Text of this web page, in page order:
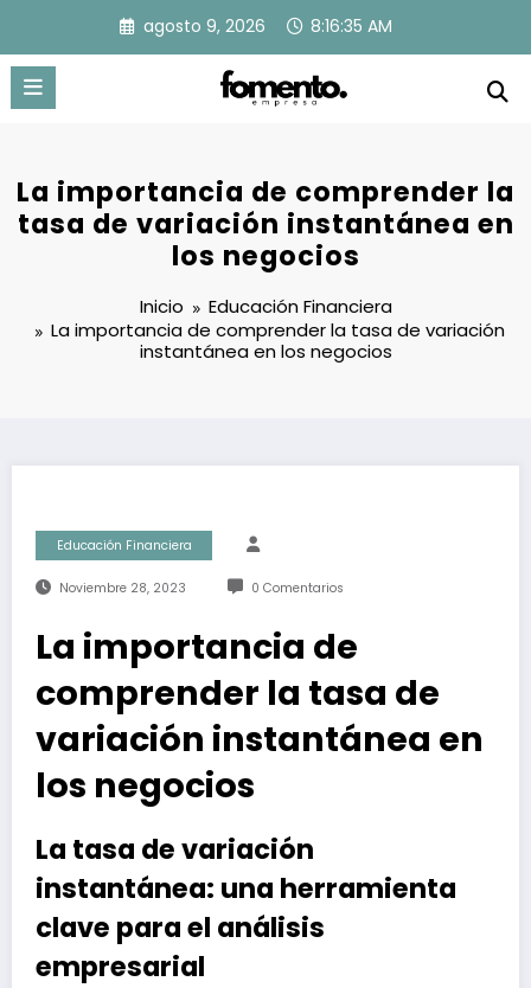
contenido
agosto 9, 2026 8:16:36 AM
La importancia de comprender la
tasa de variación instantánea en
los negocios
Inicio
Educación Financiera
La importancia de comprender la tasa de variación
instantánea en los negocios
Educación Financiera
Noviembre 28, 2023 0 Comentarios
La importancia de
comprender la tasa de
variación instantánea en
los negocios
La tasa de variación
instantánea: una herramienta
clave para el análisis
empresarial